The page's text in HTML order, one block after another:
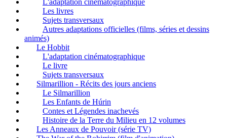
Les livres
Sujets transversaux
Autres adaptations officielles (films, séries et dessins
animés)
Le Hobbit
L'adaptation cinématographique
Le livre
Sujets transversaux
Silmarillion - Récits des jours anciens
Le Silmarillion
Les Enfants de Húrin
Contes et Légendes inachevés
Histoire de la Terre du Milieu en 12 volumes
Les Anneaux de Pouvoir (série TV)